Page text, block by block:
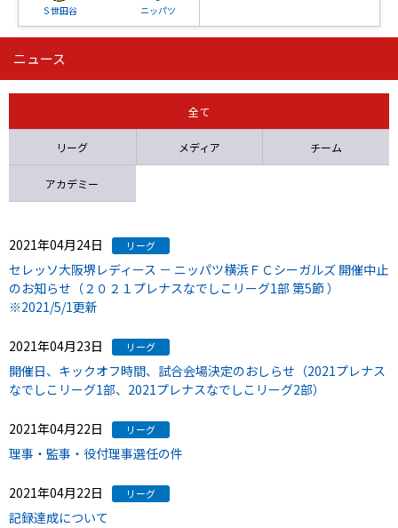
Ｓ世田谷 ニッパツ
第16節 09/05 (土) 15:00
ニッパツ
ニッパツ 名古屋
石人の星
静岡 愛媛Ｌ
ニュース
全て
リーグ メディア チーム
アカデミー
2021年04月24日 リーグ
セレッソ大阪堺レディース － ニッパツ横浜ＦＣシーガルズ 開催中止
のお知らせ（２０２１プレナスなでしこリーグ1部 第5節 ）
※2021/5/1更新
2021年04月23日 リーグ
開催日、キックオフ時間、試合会場決定のおしらせ（2021プレナス
なでしこリーグ1部、2021プレナスなでしこリーグ2部）
2021年04月22日 リーグ
理事・監事・役付理事選任の件
2021年04月22日 リーグ
記録達成について